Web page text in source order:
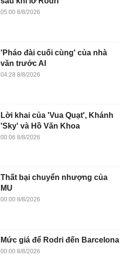
05:00 8/8/2026
'Pháo đài cuối cùng' của nhà
văn trước AI
04:28 8/8/2026
Lời khai của 'Vua Quạt', Khánh
'Sky' và Hồ Văn Khoa
00:06 8/8/2026
Thất bại chuyển nhượng của
MU
00:00 8/8/2026
Mức giá để Rodri đến Barcelona
00:00 8/8/2026